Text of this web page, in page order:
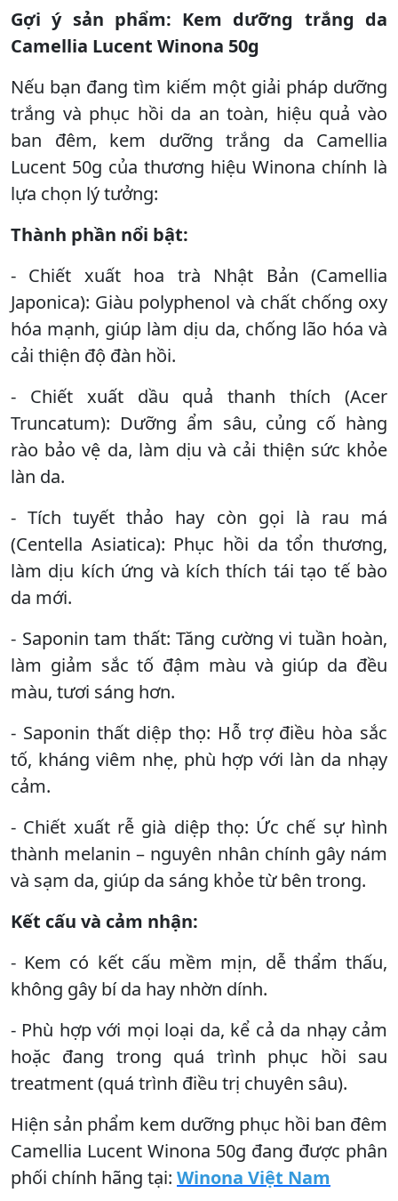
Gợi ý sản phẩm: Kem dưỡng trắng da
Camellia Lucent Winona 50g
Nếu bạn đang tìm kiếm một giải pháp dưỡng
trắng và phục hồi da an toàn, hiệu quả vào
ban đêm, kem dưỡng trắng da Camellia
Lucent 50g của thương hiệu Winona chính là
lựa chọn lý tưởng:
Thành phần nổi bật:
- Chiết xuất hoa trà Nhật Bản (Camellia
Japonica): Giàu polyphenol và chất chống oxy
hóa mạnh, giúp làm dịu da, chống lão hóa và
cải thiện độ đàn hồi.
- Chiết xuất dầu quả thanh thích (Acer
Truncatum): Dưỡng ẩm sâu, củng cố hàng
rào bảo vệ da, làm dịu và cải thiện sức khỏe
làn da.
- Tích tuyết thảo hay còn gọi là rau má
(Centella Asiatica): Phục hồi da tổn thương,
làm dịu kích ứng và kích thích tái tạo tế bào
da mới.
- Saponin tam thất: Tăng cường vi tuần hoàn,
làm giảm sắc tố đậm màu và giúp da đều
màu, tươi sáng hơn.
- Saponin thất diệp thọ: Hỗ trợ điều hòa sắc
tố, kháng viêm nhẹ, phù hợp với làn da nhạy
cảm.
- Chiết xuất rễ già diệp thọ: Ức chế sự hình
thành melanin – nguyên nhân chính gây nám
và sạm da, giúp da sáng khỏe từ bên trong.
Kết cấu và cảm nhận:
- Kem có kết cấu mềm mịn, dễ thẩm thấu,
không gây bí da hay nhờn dính.
- Phù hợp với mọi loại da, kể cả da nhạy cảm
hoặc đang trong quá trình phục hồi sau
treatment (quá trình điều trị chuyên sâu).
Hiện sản phẩm kem dưỡng phục hồi ban đêm
Camellia Lucent Winona 50g đang được phân
phối chính hãng tại: Winona Việt Nam